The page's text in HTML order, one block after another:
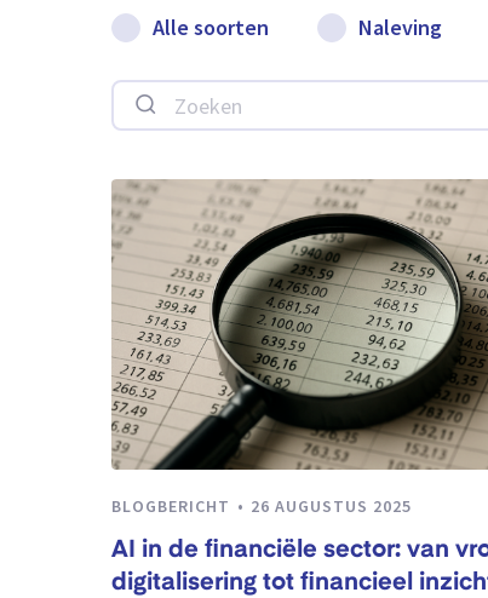
Alle soorten Naleving
Zoeken
BLOGBERICHT 26 AUGUSTUS 2025
AI in de financiële sector: van
digitalisering tot financieel